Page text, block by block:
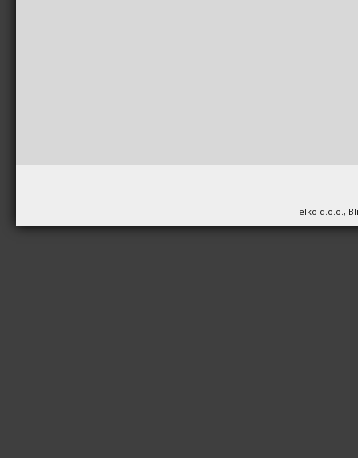
Telko d.o.o.,